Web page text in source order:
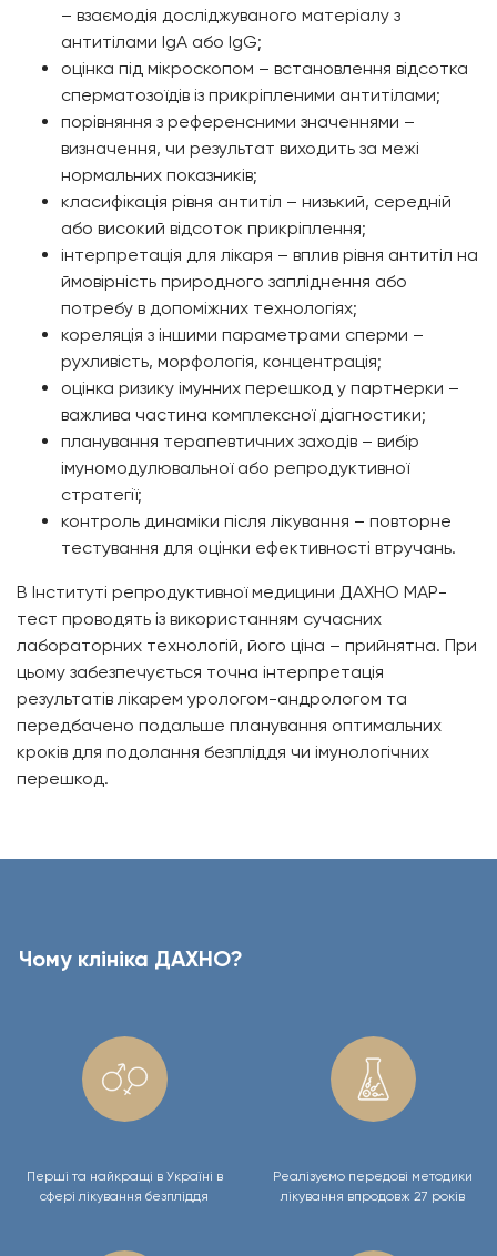
– взаємодія досліджуваного матеріалу з
антитілами IgA або IgG;
оцінка під мікроскопом – встановлення відсотка
сперматозоїдів із прикріпленими антитілами;
порівняння з референсними значеннями –
визначення, чи результат виходить за межі
нормальних показників;
класифікація рівня антитіл – низький, середній
або високий відсоток прикріплення;
інтерпретація для лікаря – вплив рівня антитіл на
ймовірність природного запліднення або
потребу в допоміжних технологіях;
кореляція з іншими параметрами сперми –
рухливість, морфологія, концентрація;
оцінка ризику імунних перешкод у партнерки –
важлива частина комплексної діагностики;
планування терапевтичних заходів – вибір
імуномодулювальної або репродуктивної
стратегії;
контроль динаміки після лікування – повторне
тестування для оцінки ефективності втручань.
В Інституті репродуктивної медицини ДАХНО МАР-
тест проводять із використанням сучасних
лабораторних технологій, його ціна – прийнятна. При
цьому забезпечується точна інтерпретація
результатів лікарем урологом-андрологом та
передбачено подальше планування оптимальних
кроків для подолання безпліддя чи імунологічних
перешкод.
Чому клініка ДАХНО?
Перші та найкращі в Україні в
сфері лікування безпліддя
Реалізуємо передові методики
лікування впродовж 27 років